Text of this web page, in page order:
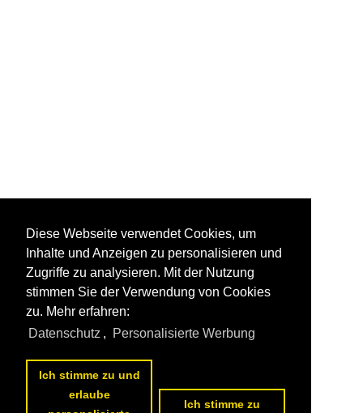
Diese Webseite verwendet Cookies, um
Inhalte und Anzeigen zu personalisieren und
Zugriffe zu analysieren. Mit der Nutzung
stimmen Sie der Verwendung von Cookies
zu. Mehr erfahren:
Datenschutz , Personalisierte Werbung
Ich stimme zu und
erlaube
Ich stimme zu